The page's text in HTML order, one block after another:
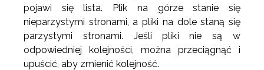
pojawi się lista. Plik na górze stanie się
nieparzystymi stronami, a pliki na dole staną się
parzystymi stronami. Jeśli pliki nie są w
odpowiedniej kolejności, można przeciągnąć i
upuścić, aby zmienić kolejność.